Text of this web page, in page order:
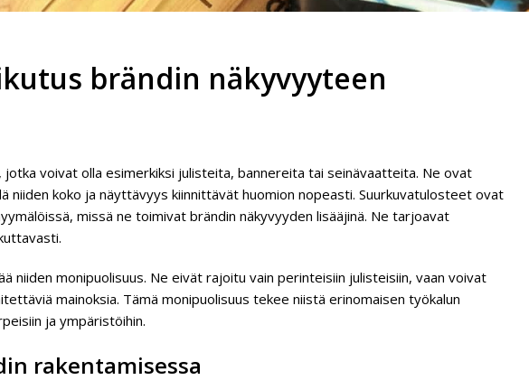
brändin näkyvyyteen
voivat olla esimerkiksi julisteita, bannereita tai seinävaatteita. Ne ovat
niiden koko ja näyttävyys kiinnittävät huomion nopeasti. Suurkuvatulosteet ovat
missä ne toimivat brändin näkyvyyden lisääjinä. Ne tarjoavat
niiden monipuolisuus. Ne eivät rajoitu vain perinteisiin julisteisiin, vaan voivat
mainoksia. Tämä monipuolisuus tekee niistä erinomaisen työkalun
ja ympäristöihin.
rakentamisessa